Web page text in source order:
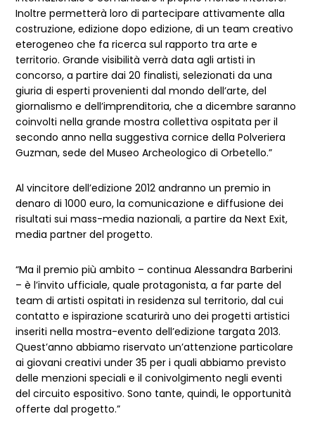
Inoltre permetterà loro di partecipare attivamente alla
costruzione, edizione dopo edizione, di un team creativo
eterogeneo che fa ricerca sul rapporto tra arte e
territorio. Grande visibilità verrà data agli artisti in
concorso, a partire dai 20 finalisti, selezionati da una
giuria di esperti provenienti dal mondo dell’arte, del
giornalismo e dell’imprenditoria, che a dicembre saranno
coinvolti nella grande mostra collettiva ospitata per il
secondo anno nella suggestiva cornice della Polveriera
Guzman, sede del Museo Archeologico di Orbetello.”
Al vincitore dell’edizione 2012 andranno un premio in
denaro di 1000 euro, la comunicazione e diffusione dei
risultati sui mass-media nazionali, a partire da Next Exit,
media partner del progetto.
“Ma il premio più ambito – continua Alessandra Barberini
– è l’invito ufficiale, quale protagonista, a far parte del
team di artisti ospitati in residenza sul territorio, dal cui
contatto e ispirazione scaturirà uno dei progetti artistici
inseriti nella mostra-evento dell’edizione targata 2013.
Quest’anno abbiamo riservato un’attenzione particolare
ai giovani creativi under 35 per i quali abbiamo previsto
delle menzioni speciali e il conivolgimento negli eventi
del circuito espositivo. Sono tante, quindi, le opportunità
offerte dal progetto.”